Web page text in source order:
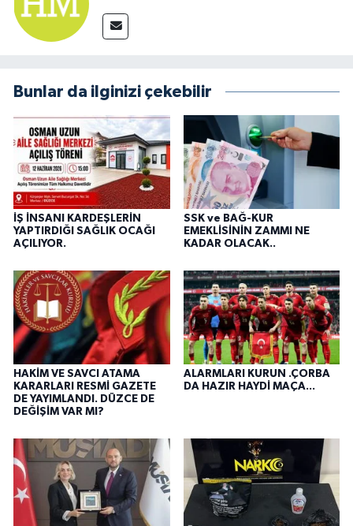
Bunlar da ilginizi çekebilir
İŞ İNSANI KARDEŞLERİN
YAPTIRDIĞI SAĞLIK OCAĞI
AÇILIYOR.
SSK ve BAĞ-KUR
EMEKLİSİNİN ZAMMI NE
KADAR OLACAK..
HAKİM VE SAVCI ATAMA
KARARLARI RESMİ GAZETE
DE YAYIMLANDI. DÜZCE DE
DEĞİŞİM VAR MI?
ALARMLARI KURUN .ÇORBA
DA HAZIR HAYDİ MAÇA...